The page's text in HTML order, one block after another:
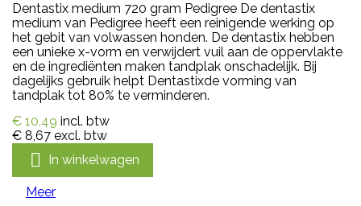
Dentastix medium 720 gram Pedigree De dentastix
medium van Pedigree heeft een reinigende werking op
het gebit van volwassen honden. De dentastix hebben
een unieke x-vorm en verwijdert vuil aan de oppervlakte
en de ingrediënten maken tandplak onschadelijk. Bij
dagelijks gebruik helpt Dentastixde vorming van
tandplak tot 80% te verminderen.
€ 10,49 incl. btw
€ 8,67 excl. btw
 In winkelwagen
Meer